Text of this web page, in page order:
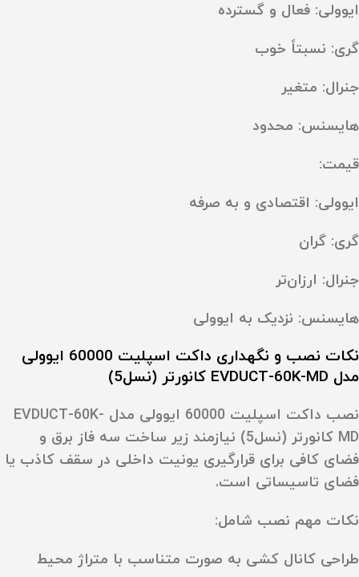
ایوولی: فعال و گسترده
گری: نسبتاً خوب
جنرال: متغیر
هایسنس: محدود
قیمت:
ایوولی: اقتصادی و به‌ صرفه
گری: گران
جنرال: ارزان‌تر
هایسنس: نزدیک به ایوولی
نکات نصب و نگهداری داکت اسپلیت 60000 ایوولی
مدل EVDUCT-60K-MD کانورتر (نسل5)
نصب داکت اسپلیت 60000 ایوولی مدل EVDUCT-60K-
MD کانورتر (نسل5) نیازمند زیر ساخت سه‌ فاز برق و
فضای کافی برای قرارگیری یونیت داخلی در سقف کاذب یا
فضای تاسیساتی است.
نکات مهم نصب شامل:
طراحی کانال‌ کشی به‌ صورت متناسب با متراژ محیط